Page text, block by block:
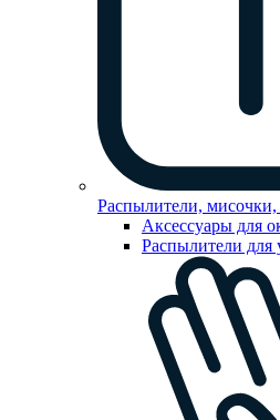
Распылители,
Аксессуары для
Распылители для